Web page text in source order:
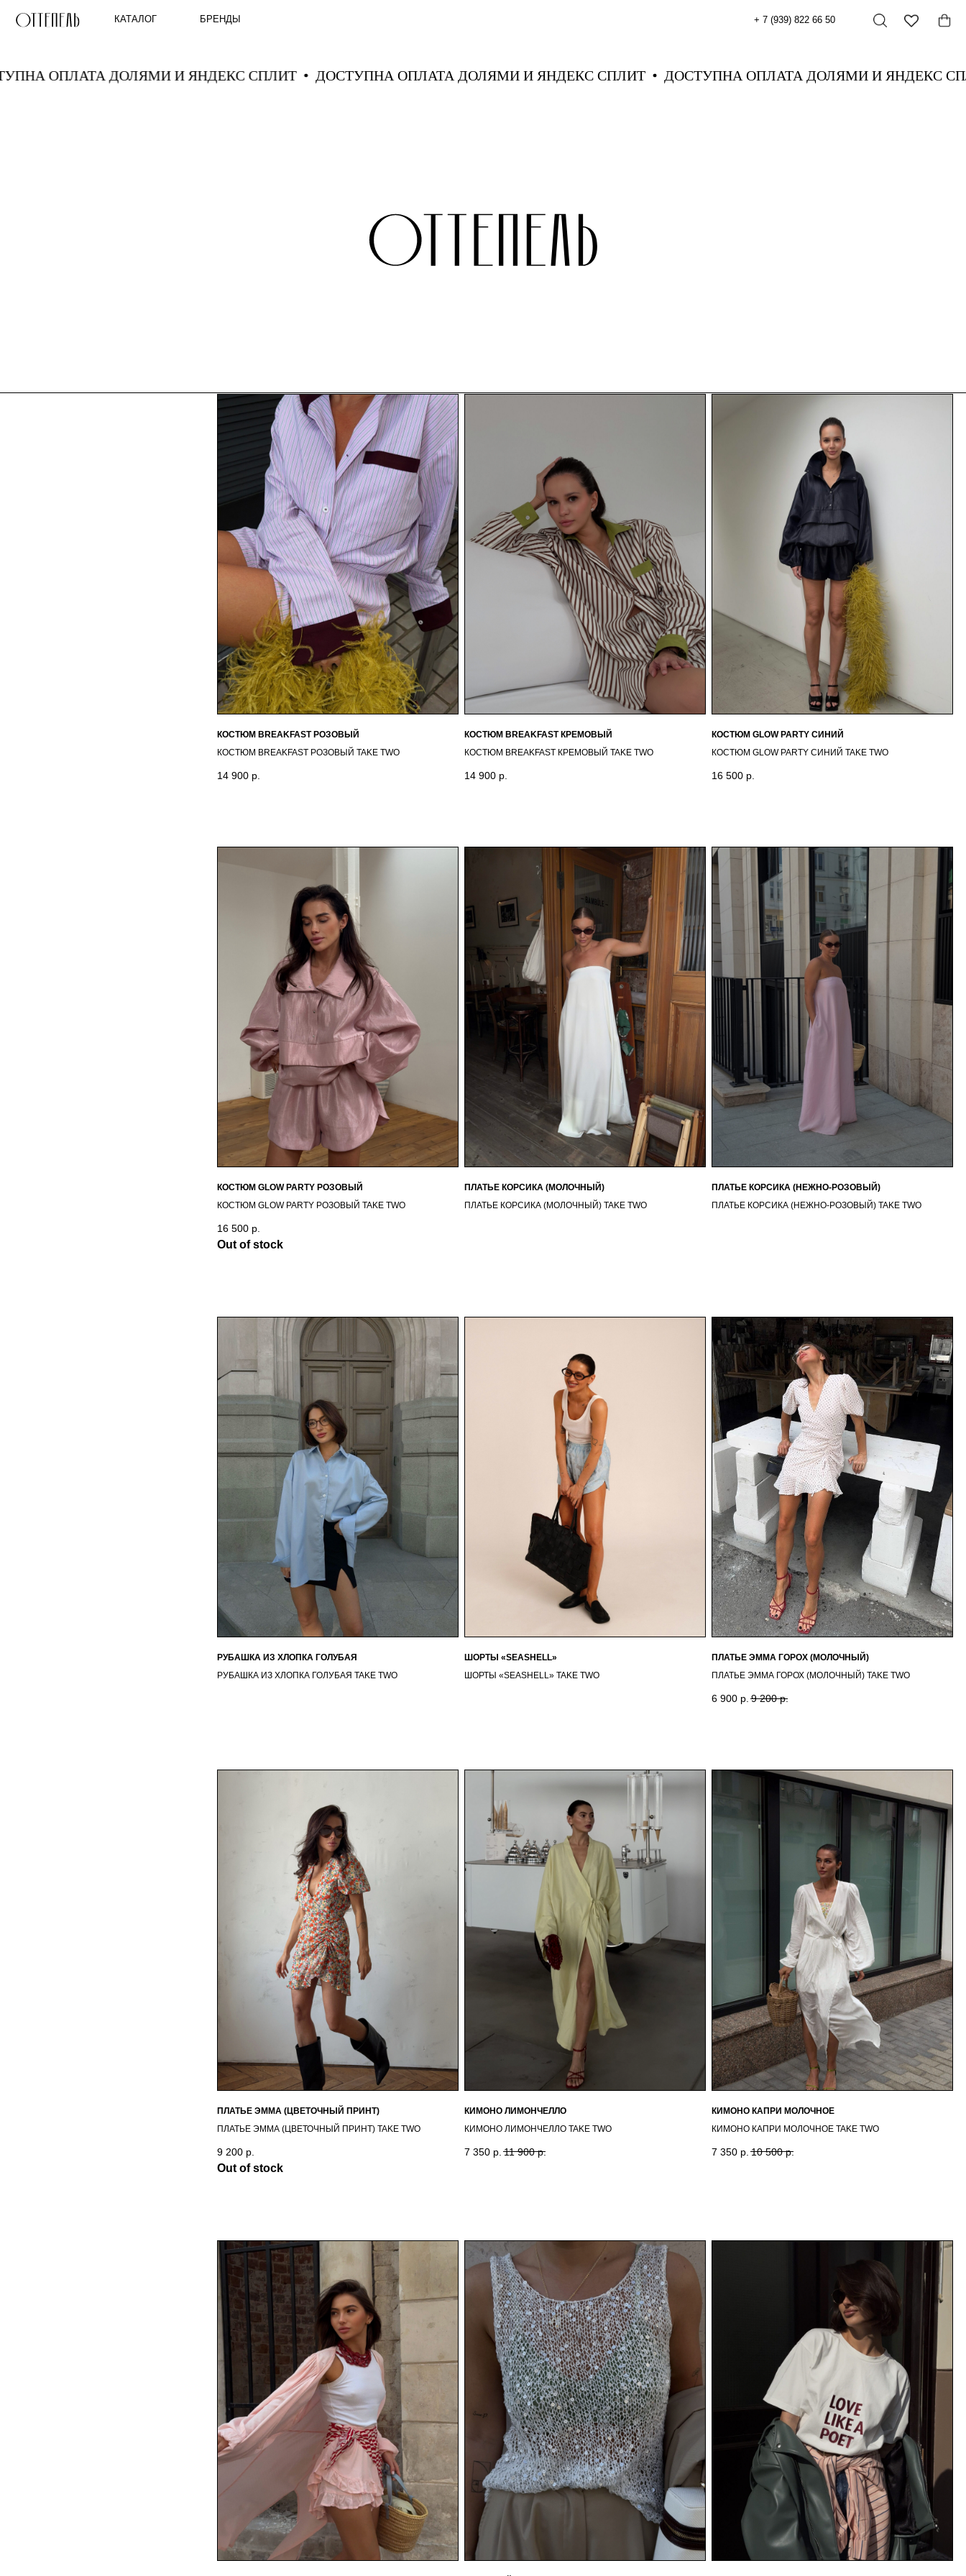
КАТАЛОГ БРЕНДЫ
ДОСТУПНА ОПЛАТА ДОЛЯМИ И ЯНДЕКС СПЛИТ ДОСТУПНА ОПЛАТА ДОЛЯМИ И ЯНДЕКС СПЛИТ ДОСТУПНА ОПЛАТА
TAKE TWO MOSCOW
КОСТЮМ BREAKFAST РОЗОВЫЙ
КОСТЮМ BREAKFAST РОЗОВЫЙ TAKE TWO
14 900 р.
КОСТЮМ BREAKFAST КРЕМОВЫЙ
КОСТЮМ BREAKFAST КРЕМОВЫЙ TAKE TWO
14 900 р.
КОСТЮМ GLOW PARTY СИНИЙ
КОСТЮМ GLOW PARTY СИНИЙ TAKE TWO
16 500 р.
КОСТЮМ GLOW PARTY РОЗОВЫЙ
КОСТЮМ GLOW PARTY РОЗОВЫЙ TAKE TWO
16 500 р.
Out of stock
ПЛАТЬЕ КОРСИКА (МОЛОЧНЫЙ)
ПЛАТЬЕ КОРСИКА (МОЛОЧНЫЙ) TAKE TWO
ПЛАТЬЕ КОРСИКА (НЕЖНО-РОЗОВЫЙ)
ПЛАТЬЕ КОРСИКА (НЕЖНО-РОЗОВЫЙ) TAKE TWO
РУБАШКА ИЗ ХЛОПКА ГОЛУБАЯ
РУБАШКА ИЗ ХЛОПКА ГОЛУБАЯ TAKE TWO
ШОРТЫ «SEASHELL»
ШОРТЫ «SEASHELL» TAKE TWO
ПЛАТЬЕ ЭММА ГОРОХ (МОЛОЧНЫЙ)
ПЛАТЬЕ ЭММА ГОРОХ (МОЛОЧНЫЙ) TAKE TWO
6 900 р. 9 200 р.
ПЛАТЬЕ ЭММА (ЦВЕТОЧНЫЙ ПРИНТ)
ПЛАТЬЕ ЭММА (ЦВЕТОЧНЫЙ ПРИНТ) TAKE TWO
9 200 р.
Out of stock
КИМОНО ЛИМОНЧЕЛЛО
КИМОНО ЛИМОНЧЕЛЛО TAKE TWO
7 350 р. 11 900 р.
КИМОНО КАПРИ МОЛОЧНОЕ
КИМОНО КАПРИ МОЛОЧНОЕ TAKE TWO
7 350 р. 10 500 р.
КОМФОРТНЫЙ ШОППИНГ ДОСТУПЕН КАЖДОМУ!
Здесь вы можете подписаться на рассылку от концепт стор Оттепель, чтобы
первыми узнавать о новых поступлениях, акциях и специальных предложениях
для наших клиентов.
Подписаться